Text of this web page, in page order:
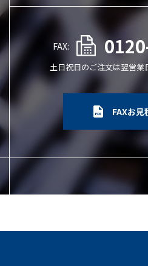
FAX:
土日祝日のご注文は翌営業
FAXお見